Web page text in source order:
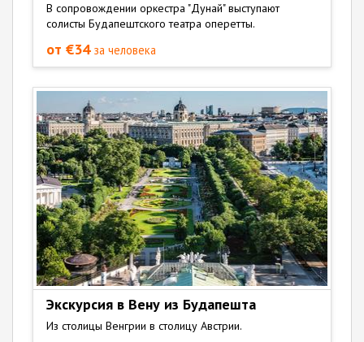
В сопровождении оркестра "Дунай" выступают
солисты Будапештского театра оперетты.
от €34 за человека
Экскурсия в Вену из Будапешта
Из столицы Венгрии в столицу Австрии.